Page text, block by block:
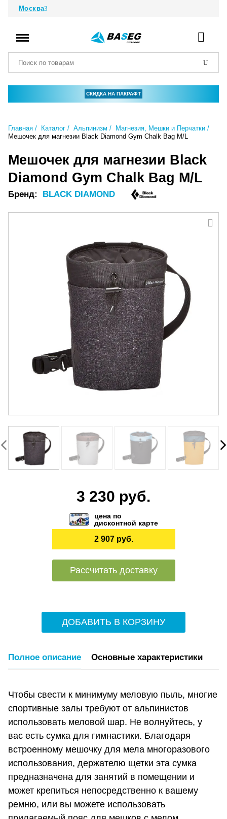
Москва
СКИДКА НА ПАКРАФТ
Главная Каталог Альпинизм
Магнезия, Мешки и Перчатки
Мешочек для магнезии Black Diamond Gym Chalk Bag M/L
Мешочек для магнезии Black
Diamond Gym Chalk Bag M/L
Бренд: BLACK DIAMOND
3 230 руб.
цена по
дисконтной карте
2 907 руб.
Рассчитать доставку
ДОБАВИТЬ В КОРЗИНУ
Полное описание Основные характеристики
Чтобы свести к минимуму меловую пыль, многие
спортивные залы требуют от альпинистов
использовать меловой шар. Не волнуйтесь, у
вас есть сумка для гимнастики. Благодаря
встроенному мешочку для мела многоразового
использования, держателю щетки эта сумка
предназначена для занятий в помещении и
может крепиться непосредственно к вашему
ремню, или вы можете использовать